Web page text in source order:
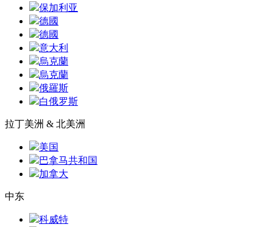
保加利亚
德國
德國
意大利
烏克蘭
烏克蘭
俄羅斯
白俄罗斯
拉丁美洲 & 北美洲
美国
巴拿马共和国
加拿大
中东
科威特